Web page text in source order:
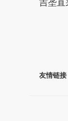
吉垄直
友情链接